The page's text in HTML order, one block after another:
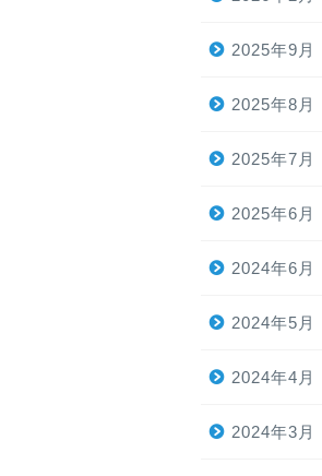
2025年9月
2025年8月
2025年7月
2025年6月
2024年6月
2024年5月
2024年4月
2024年3月